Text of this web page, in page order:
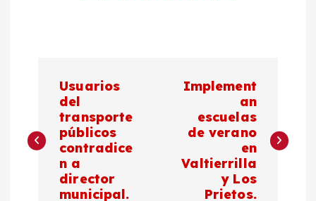
v
Usuarios
del
transporte
públicos
contradice
n a
director
municipal.
Implement
an
escuelas
de verano
en
Valtierrilla
y Los
Prietos.